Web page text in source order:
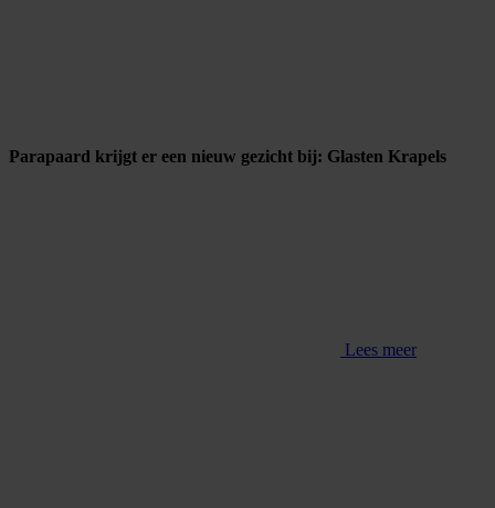
Parapaard krijgt er een nieuw gezicht bij: Glasten Krapels
Lees meer